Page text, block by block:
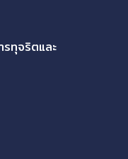
รทุจริตและ